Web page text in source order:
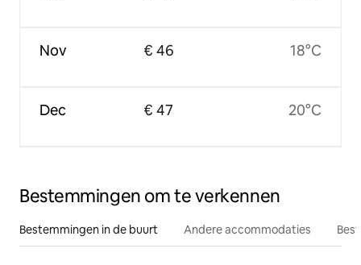
Nov
Dec
€ 46
€ 47
18°C
20°C
Bestemmingen om te verkennen
Bestemmingen in de buurt Andere accommodaties